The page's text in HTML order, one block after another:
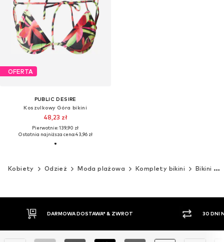
OFERTA
PUBLIC DESIRE
Koszulkowy Góra bikini
48,23 zł
Pierwotnie: 139,90 zł
Ostatnia najniższa cena:43,96 zł
Kobiety Odzież Moda plażowa Komplety bikini Bikini dół
DARMOWA DOSTAWA* & ZWROT 30 DNI